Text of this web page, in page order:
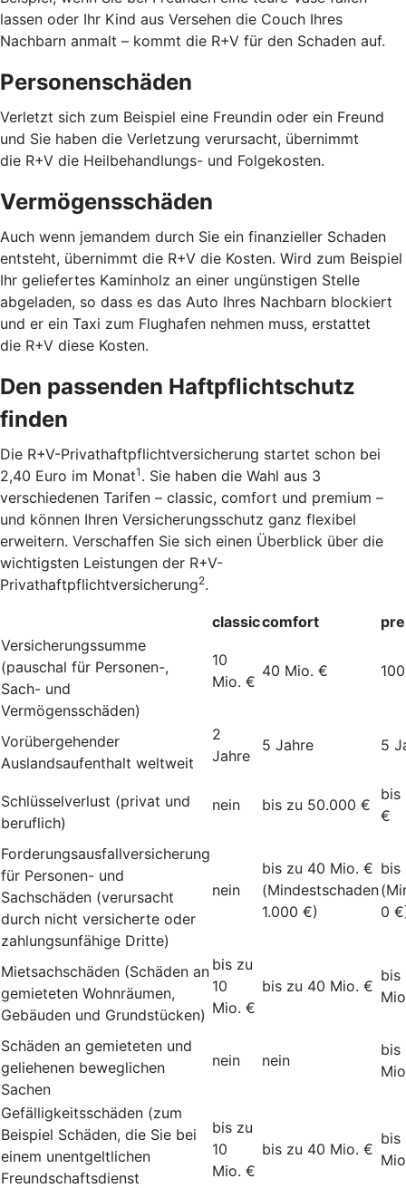
lassen oder Ihr Kind aus Versehen die Couch Ihres
Nachbarn anmalt – kommt die R+V für den Schaden auf.
Personenschäden
Verletzt sich zum Beispiel eine Freundin oder ein Freund
und Sie haben die Verletzung verursacht, übernimmt
die R+V die Heilbehandlungs- und Folgekosten.
Vermögensschäden
Auch wenn jemandem durch Sie ein finanzieller Schaden
entsteht, übernimmt die R+V die Kosten. Wird zum Beispiel
Ihr geliefertes Kaminholz an einer ungünstigen Stelle
abgeladen, so dass es das Auto Ihres Nachbarn blockiert
und er ein Taxi zum Flughafen nehmen muss, erstattet
die R+V diese Kosten.
Den passenden Haftpflichtschutz
finden
Die R+V-Privathaftpflichtversicherung startet schon bei
2,40 Euro im Monat1 . Sie haben die Wahl aus 3
verschiedenen Tarifen – classic, comfort und premium –
und können Ihren Versicherungsschutz ganz flexibel
erweitern. Verschaffen Sie sich einen Überblick über die
wichtigsten Leistungen der R+V-
Privathaftpflichtversicherung2.
classiccomfort
Versicherungssumme
(pauschal für Personen-,
Sach- und
Vermögensschäden)
10
Mio. €
40 Mio. €
Vorübergehender
Auslandsaufenthalt weltweit
2
Jahre
5 Jahre 5
Schlüsselverlust (privat und
beruflich)
nein bis zu 50.000 €
bis
€
Forderungsausfallversicherung
für Personen- und
Sachschäden (verursacht
durch nicht versicherte oder
zahlungsunfähige Dritte)
nein
bis zu 40 Mio. €
(Mindestschaden
1.000 €)
bis
0
Mietsachschäden (Schäden an
gemieteten Wohnräumen,
Gebäuden und Grundstücken)
bis zu
10
Mio. €
bis zu 40 Mio. €
bis
Schäden an gemieteten und
geliehenen beweglichen
Sachen
nein nein
bis
Gefälligkeitsschäden (zum
Beispiel Schäden, die Sie bei
einem unentgeltlichen
Freundschaftsdienst
bis zu
10
Mio. €
bis zu 40 Mio. €
bis